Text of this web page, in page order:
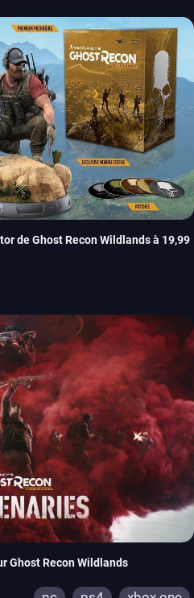
de Ghost Recon Wildlands à 19,99
Ghost Recon Wildlands